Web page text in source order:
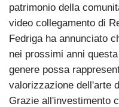
patrimonio della
video collegamento di
Fedriga ha annunciato
nei prossimi anni
genere possa
valorizzazione dell'arte
Grazie all'investimento